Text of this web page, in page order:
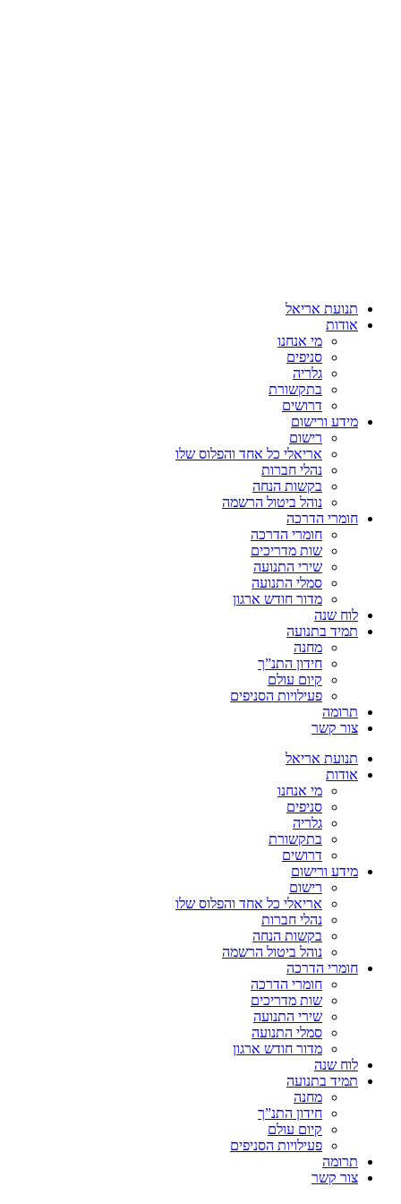
תנועת אריאל
אודות
מי אנחנו
סניפים
גלריה
בתקשורת
דרושים
מידע ורישום
רישום
אריאלי כל אחד והפלוס שלו
נהלי חברות
בקשות הנחה
נוהל ביטול הרשמה
חומרי הדרכה
חומרי הדרכה
שות מדריכים
שירי התנועה
סמלי התנועה
מדור חודש ארגון
לוח שנה
תמיד בתנועה
מחנה
חידון התנ”ך
קיום עולם
פעילויות הסניפים
תרומה
צור קשר
תנועת אריאל
אודות
מי אנחנו
סניפים
גלריה
בתקשורת
דרושים
מידע ורישום
רישום
אריאלי כל אחד והפלוס שלו
נהלי חברות
בקשות הנחה
נוהל ביטול הרשמה
חומרי הדרכה
חומרי הדרכה
שות מדריכים
שירי התנועה
סמלי התנועה
מדור חודש ארגון
לוח שנה
תמיד בתנועה
מחנה
חידון התנ”ך
קיום עולם
פעילויות הסניפים
תרומה
צור קשר